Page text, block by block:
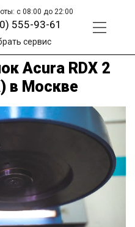
с 08:00 до 22:00
555-93-61
сервис
Acura RDX 2
в Москве